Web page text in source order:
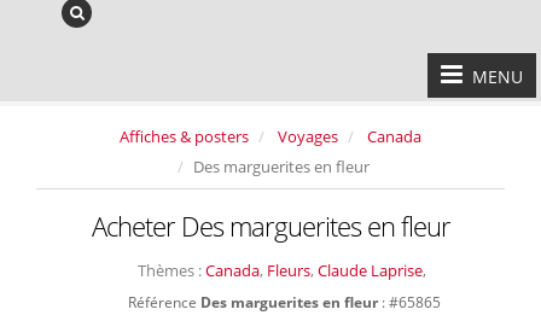
MENU
Affiches & posters Voyages
Canada
Des marguerites en fleur
Acheter Des marguerites en fleur
Thèmes :Canada, Fleurs, Claude Laprise,
Référence Des marguerites en fleur: #65865